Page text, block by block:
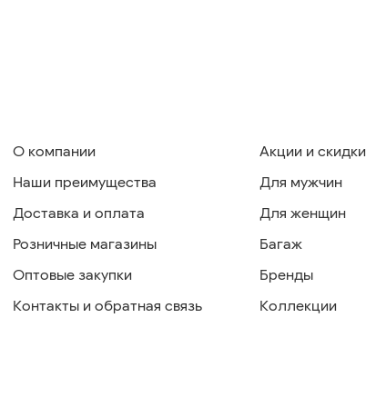
О компании
Наши преимущества
Доставка и оплата
Розничные магазины
Оптовые закупки
Контакты и обратная связь
Акции и скидки
Для мужчин
Для женщин
Багаж
Бренды
Коллекции